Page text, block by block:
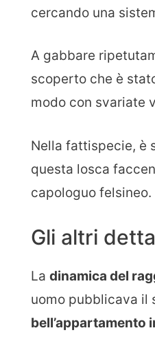
cercando una
A gabbare
scoperto che è
modo con svariate
Nella fattispecie, è
questa losca
capologuo felsineo.
Gli altri
La dinamica del
uomo pubblicava il
bell’appartamento